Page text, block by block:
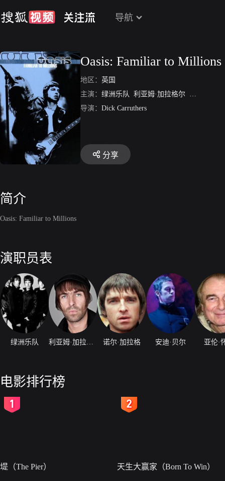
导航
Oasis: Familiar to Millions
地区： 英国
主演： 绿洲乐队 利亚姆·加拉格尔 诺尔·加拉
导演： Dick Carruthers
分享
简介
Oasis: Familiar to Millions
演职员表
绿洲乐队 诺尔·加拉格 安迪·贝尔 亚伦·
电影排行榜
堤（The Pier） 天生大赢家（Born To Win）